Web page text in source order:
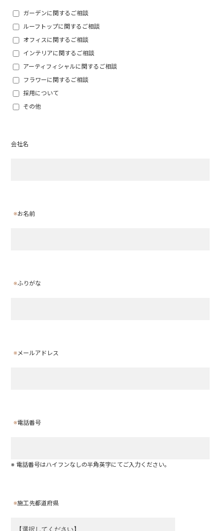
ガーデンに関するご相談
ルーフトップに関するご相談
オフィスに関するご相談
インテリアに関するご相談
アーティフィシャルに関するご相談
フラワーに関するご相談
採用について
その他
会社名
※お名前
※ふりがな
※メールアドレス
※電話番号
※ 電話番号はハイフンなしの半角英字にてご入力ください。
※施工先都道府県